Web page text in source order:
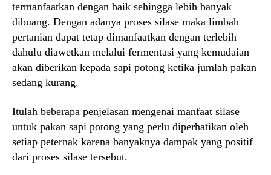
termanfaatkan dengan baik sehingga lebih banyak
dibuang. Dengan adanya proses silase maka limbah
pertanian dapat tetap dimanfaatkan dengan terlebih
dahulu diawetkan melalui fermentasi yang kemudaian
akan diberikan kepada sapi potong ketika jumlah pakan
sedang kurang.
Itulah beberapa penjelasan mengenai manfaat silase
untuk pakan sapi potong yang perlu diperhatikan oleh
setiap peternak karena banyaknya dampak yang positif
dari proses silase tersebut.